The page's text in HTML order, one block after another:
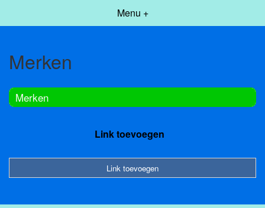
Menu +
Merken
Merken
Link toevoegen
Link toevoegen